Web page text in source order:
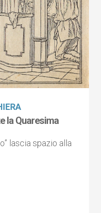
la Quaresima
lascia spazio alla